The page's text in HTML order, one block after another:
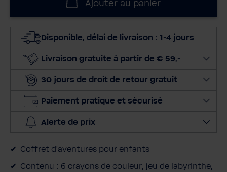
c
o
n
r
a
Ajouter au panier
Disponible, délai de livraison : 1-4 jours
Livraison gratuite à partir de € 59,-
30 jours de droit de retour gratuit
Paiement pratique et sécurisé
Alerte de prix
Coffret d'aventures pour enfants
Contenu : 6 crayons de couleur, jeu de labyrinthe,